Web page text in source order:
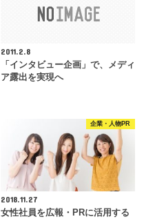
2011.2.8
「インタビュー企画」で、メディ
ア露出を実現へ
企業・人物PR
2018.11.27
女性社員を広報・PRに活用する